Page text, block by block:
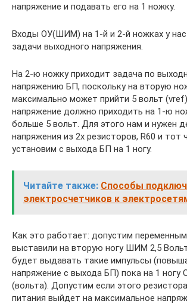
напряжение и подавать его на 1 ножку.
Входы ОУ(ШИМ) на 1-й и 2-й ножках у
задачи выходного напряжения.
На 2-ю ножку приходит задача по
напряжению БП, поскольку на вторую
максимально может прийти 5 вольт
напряжение должно приходить на 1-ю
больше 5 вольт. Для этого нам и нужен
напряжения из 2х резисторов, R60 и тот
установим с выхода БП на 1 ногу.
Читайте также: Способы
электросчетчиков к
Как это работает: допустим
выставили на вторую ногу ШИМ 2,5
будет выдавать такие импульсы
напряжение с выхода БП) пока на 1 ногу
(вольта). Допустим если этого
питания выйдет на максимальное